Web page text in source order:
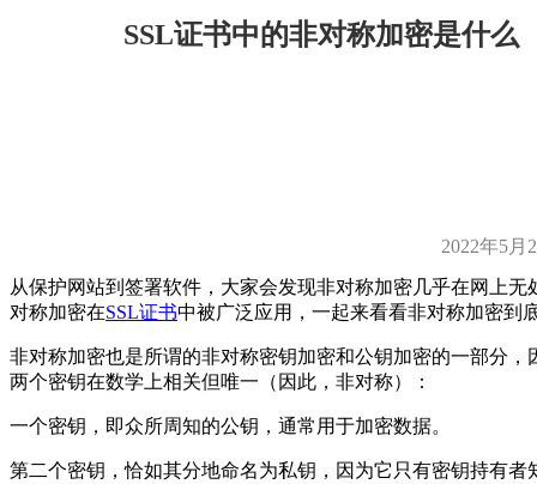
SSL证书中的非对称加密是什么
2022年5月
从保护网站到签署软件，大家会发现非对称加密几乎在网上无
对称加密在SSL证书中被广泛应用，一起来看看非对称加密到
非对称加密也是所谓的非对称密钥加密和公钥加密的一部分，
两个密钥在数学上相关但唯一（因此，非对称）：
一个密钥，即众所周知的公钥，通常用于加密数据。
第二个密钥，恰如其分地命名为私钥，因为它只有密钥持有者